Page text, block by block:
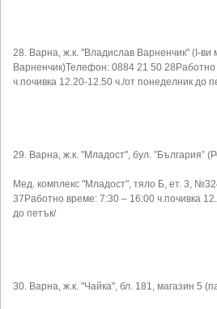
28. Варна, ж.к. "Владислав Варненчик" (I-ви
Варненчик)Телефон: 0884 21 50
ч.почивка 12.20-12.50 ч./от понеделник до
29. Варна, ж.к. "Младост", бул. ”България”
Мед. комплекс "Младост", тяло Б, ет. 3,
37Работно време: 7:30 – 16:00 ч.почивка
до петък/
30. Варна, ж.к. "Чайка", бл. 181, магазин 5